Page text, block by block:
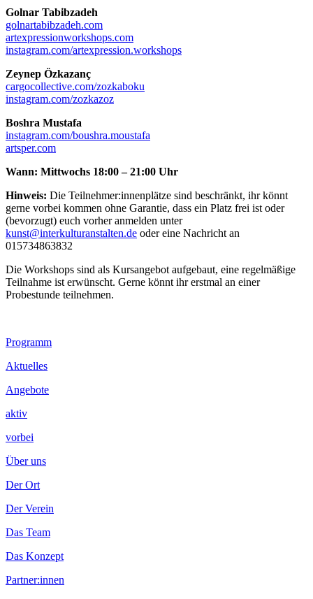
Golnar Tabibzadeh
golnartabibzadeh.com
artexpressionworkshops.com
instagram.com/artexpression.workshops
Zeynep Özkazanç
cargocollective.com/zozkaboku
instagram.com/zozkazoz
Boshra Mustafa
instagram.com/boushra.moustafa
artsper.com
Wann: Mittwochs 18:00 – 21:00 Uhr
Hinweis: Die Teilnehmer:innenplätze sind beschränkt, ihr könnt
gerne vorbei kommen ohne Garantie, dass ein Platz frei ist oder
(bevorzugt) euch vorher anmelden unter
kunst@interkulturanstalten.de oder eine Nachricht an
015734863832
Die Workshops sind als Kursangebot aufgebaut, eine regelmäßige
Teilnahme ist erwünscht. Gerne könnt ihr erstmal an einer
Probestunde teilnehmen.
Footer
Inhalt
Programm
Aktuelles
Angebote
aktiv
vorbei
Über uns
Der Ort
Der Verein
Das Team
Das Konzept
Partner:innen